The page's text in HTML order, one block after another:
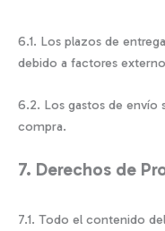
6.1. Los plazos de
debido a factores
6.2. Los gastos de envío
compra.
7. Derechos de
7.1. Todo el contenido